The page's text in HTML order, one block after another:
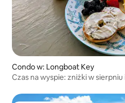
Condo w: Longboat Key
Czas na wyspie: zniżki w